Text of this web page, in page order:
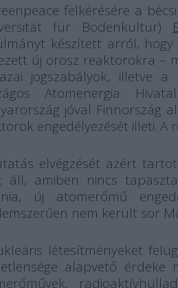
felkérésére a
für Bodenkultur)
készített arról, hogy
új orosz reaktorokra –
jogszabályok, illetve
Atomenergia
jóval Finnország
engedélyezését illeti. A
elvégzését azért
áll, amiben nincs
új atomerőmű
nem került sor
létesítményeket
alapvető érdeke